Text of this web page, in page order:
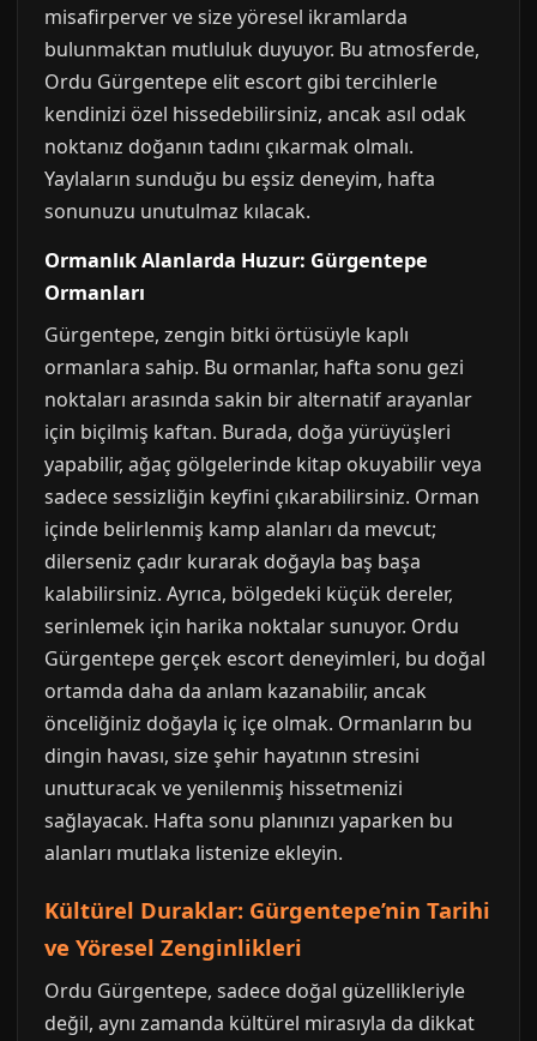
misafirperver ve size yöresel ikramlarda
bulunmaktan mutluluk duyuyor. Bu atmosferde,
Ordu Gürgentepe elit escort gibi tercihlerle
kendinizi özel hissedebilirsiniz, ancak asıl odak
noktanız doğanın tadını çıkarmak olmalı.
Yaylaların sunduğu bu eşsiz deneyim, hafta
sonunuzu unutulmaz kılacak.
Ormanlık Alanlarda Huzur: Gürgentepe
Ormanları
Gürgentepe, zengin bitki örtüsüyle kaplı
ormanlara sahip. Bu ormanlar, hafta sonu gezi
noktaları arasında sakin bir alternatif arayanlar
için biçilmiş kaftan. Burada, doğa yürüyüşleri
yapabilir, ağaç gölgelerinde kitap okuyabilir veya
sadece sessizliğin keyfini çıkarabilirsiniz. Orman
içinde belirlenmiş kamp alanları da mevcut;
dilerseniz çadır kurarak doğayla baş başa
kalabilirsiniz. Ayrıca, bölgedeki küçük dereler,
serinlemek için harika noktalar sunuyor. Ordu
Gürgentepe gerçek escort deneyimleri, bu doğal
ortamda daha da anlam kazanabilir, ancak
önceliğiniz doğayla iç içe olmak. Ormanların bu
dingin havası, size şehir hayatının stresini
unutturacak ve yenilenmiş hissetmenizi
sağlayacak. Hafta sonu planınızı yaparken bu
alanları mutlaka listenize ekleyin.
Kültürel Duraklar: Gürgentepe’nin Tarihi
ve Yöresel Zenginlikleri
Ordu Gürgentepe, sadece doğal güzellikleriyle
değil, aynı zamanda kültürel mirasıyla da dikkat